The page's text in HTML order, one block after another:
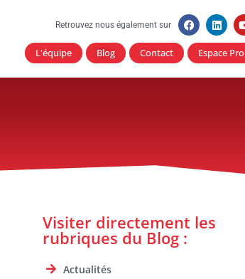
Retrouvez nous également sur
L'équipe Blog Contact Espace Pro
Visiter directement les
rubriques du Blog :
Actualités